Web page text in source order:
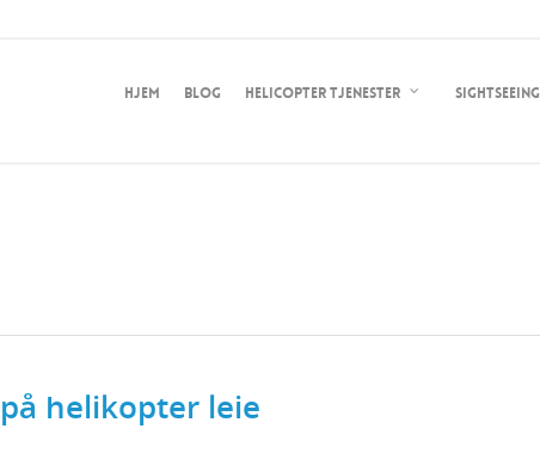
Hjem Blog Helicopter tjenester Sightseeing
helikopter leie